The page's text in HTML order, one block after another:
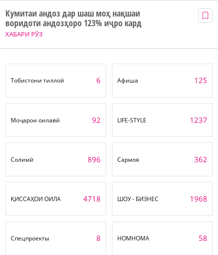
ХАБАРИ РӮЗ
Кумитаи андоз дар шаш моҳ нақшаи
воридоти андозҳоро 123% иҷро кард
Тобистони тиллоӣ 6 Афиша 125
Моҷарои оилавӣ 92 LIFE-STYLE 1237
Солимӣ 896 Сармоя 362
ҚИССАҲОИ ОИЛА 4718 ШОУ - БИЗНЕС 1968
Спецпроекты 8 НОМНОМА 58